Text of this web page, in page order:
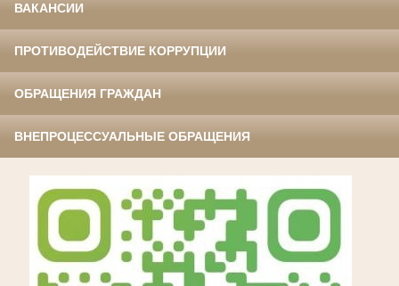
ВАКАНСИИ
ПРОТИВОДЕЙСТВИЕ КОРРУПЦИИ
ОБРАЩЕНИЯ ГРАЖДАН
ВНЕПРОЦЕССУАЛЬНЫЕ ОБРАЩЕНИЯ